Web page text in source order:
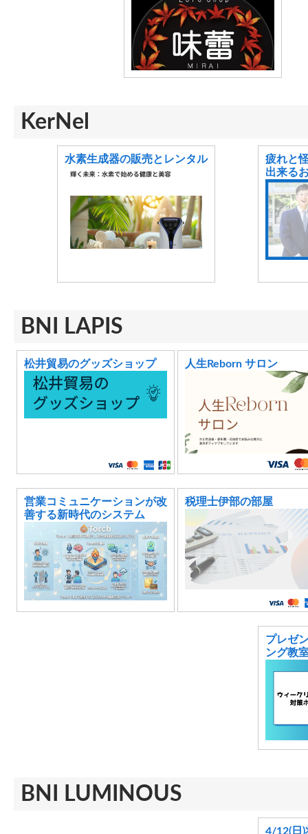
KerNel
水素生成器の販売とレンタル
疲れと
出来る
BNI LAPIS
松井貿易のグッズショップ 人生Reborn サロン
営業コミュニケーションが改
善する新時代のシステム
税理士伊部の部屋
プレゼ
ング教
BNI LUMINOUS
4/12(日)